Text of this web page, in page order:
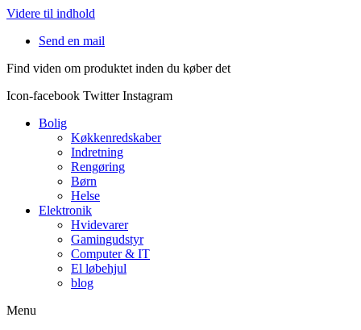
Videre til indhold
Send en mail
Find viden om produktet inden du køber det
Icon-facebook Twitter Instagram
Bolig
Køkkenredskaber
Indretning
Rengøring
Børn
Helse
Elektronik
Hvidevarer
Gamingudstyr
Computer & IT
El løbehjul
blog
Menu